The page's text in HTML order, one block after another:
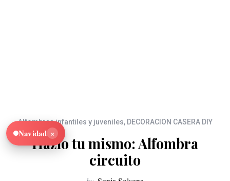
Alfombras infantiles y juveniles, DECORACION CASERA DIY
Hazlo tu mismo: Alfombra
circuito
Navidad ×